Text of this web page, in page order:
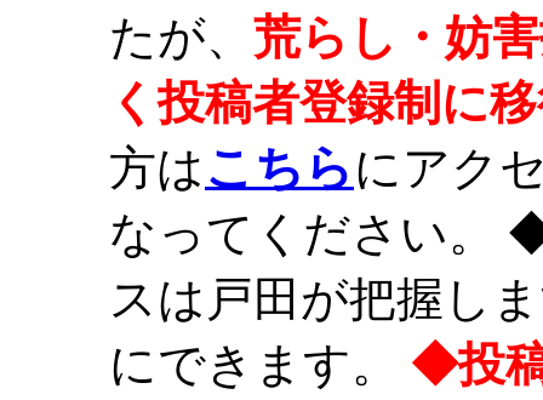
たが、 荒らし・妨
く投稿者登録制に
方はこちらにアク
なってください。
スは戸田が把握し
にできます。 ◆投